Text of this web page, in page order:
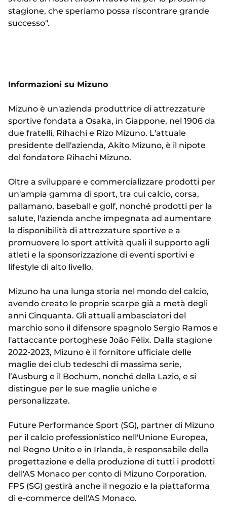
stagione, che speriamo possa riscontrare grande
successo".
Informazioni su Mizuno
Mizuno è un'azienda produttrice di attrezzature
sportive fondata a Osaka, in Giappone, nel 1906 da
due fratelli, Rihachi e Rizo Mizuno. L'attuale
presidente dell'azienda, Akito Mizuno, è il nipote
del fondatore Rihachi Mizuno.
Oltre a sviluppare e commercializzare prodotti per
un'ampia gamma di sport, tra cui calcio, corsa,
pallamano, baseball e golf, nonché prodotti per la
salute, l'azienda anche impegnata ad aumentare
la disponibilità di attrezzature sportive e a
promuovere lo sport attività quali il supporto agli
atleti e la sponsorizzazione di eventi sportivi e
lifestyle di alto livello.
Mizuno ha una lunga storia nel mondo del calcio,
avendo creato le proprie scarpe già a metà degli
anni Cinquanta. Gli attuali ambasciatori del
marchio sono il difensore spagnolo Sergio Ramos e
l'attaccante portoghese João Félix. Dalla stagione
2022-2023, Mizuno è il fornitore ufficiale delle
maglie dei club tedeschi di massima serie,
l’Ausburg e il Bochum, nonché della Lazio, e si
distingue per le sue maglie uniche e
personalizzate.
Future Performance Sport (SG), partner di Mizuno
per il calcio professionistico nell'Unione Europea,
nel Regno Unito e in Irlanda, è responsabile della
progettazione e della produzione di tutti i prodotti
dell'AS Monaco per conto di Mizuno Corporation.
FPS (SG) gestirà anche il negozio e la piattaforma
di e-commerce dell'AS Monaco.